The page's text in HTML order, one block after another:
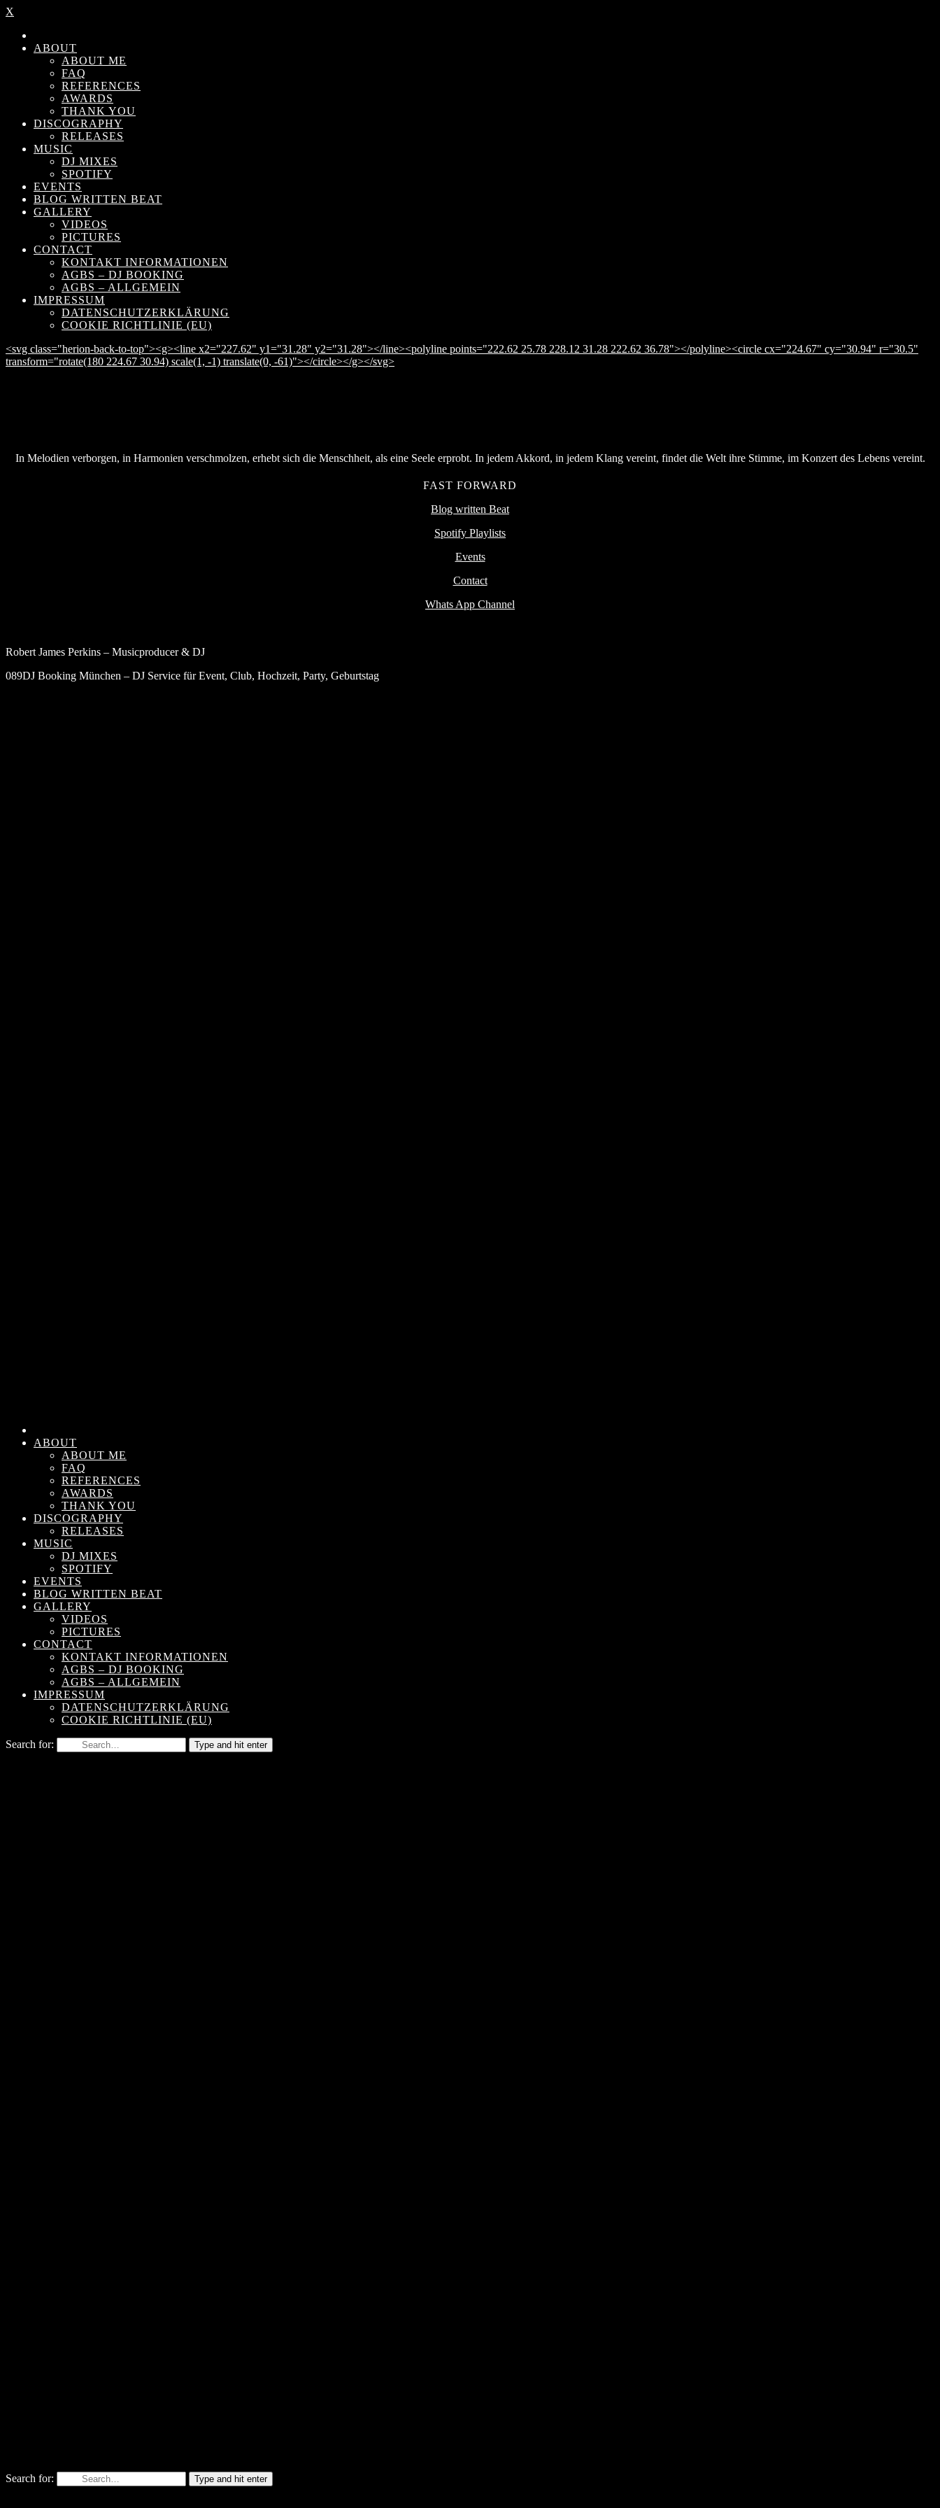
X
ABOUT
ABOUT ME
FAQ
REFERENCES
AWARDS
THANK YOU
DISCOGRAPHY
RELEASES
MUSIC
DJ MIXES
SPOTIFY
EVENTS
BLOG WRITTEN BEAT
GALLERY
VIDEOS
PICTURES
CONTACT
KONTAKT INFORMATIONEN
AGBS – DJ BOOKING
AGBS – ALLGEMEIN
IMPRESSUM
DATENSCHUTZERKLÄRUNG
COOKIE RICHTLINIE (EU)
<svg class="herion-back-to-top"><g><line x2="227.62" y1="31.28" y2="31.28"></line><polyline points="222.62 25.78 228.12 31.28 222.62 36.78"></polyline><circle cx="224.67" cy="30.94" r="30.5"
transform="rotate(180 224.67 30.94) scale(1, -1) translate(0, -61)"></circle></g></svg>
In Melodien verborgen, in Harmonien verschmolzen, erhebt sich die Menschheit, als eine Seele erprobt. In jedem Akkord, in jedem Klang vereint, findet die Welt ihre Stimme, im Konzert des Lebens vereint.
FAST FORWARD
Blog written Beat
Spotify Playlists
Events
Contact
Whats App Channel
Robert James Perkins – Musicproducer & DJ
089DJ Booking München – DJ Service für Event, Club, Hochzeit, Party, Geburtstag
ABOUT
ABOUT ME
FAQ
REFERENCES
AWARDS
THANK YOU
DISCOGRAPHY
RELEASES
MUSIC
DJ MIXES
SPOTIFY
EVENTS
BLOG WRITTEN BEAT
GALLERY
VIDEOS
PICTURES
CONTACT
KONTAKT INFORMATIONEN
AGBS – DJ BOOKING
AGBS – ALLGEMEIN
IMPRESSUM
DATENSCHUTZERKLÄRUNG
COOKIE RICHTLINIE (EU)
Search for: Type and hit enter
Search for: Type and hit enter